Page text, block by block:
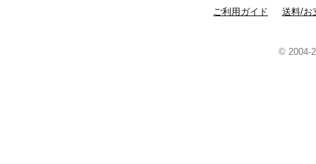
ご利用ガイド 送料/お
© 2004-